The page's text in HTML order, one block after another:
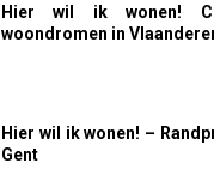
Hier wil ik wonen!
woondromen in
Hier wil ik wonen! –
Gent